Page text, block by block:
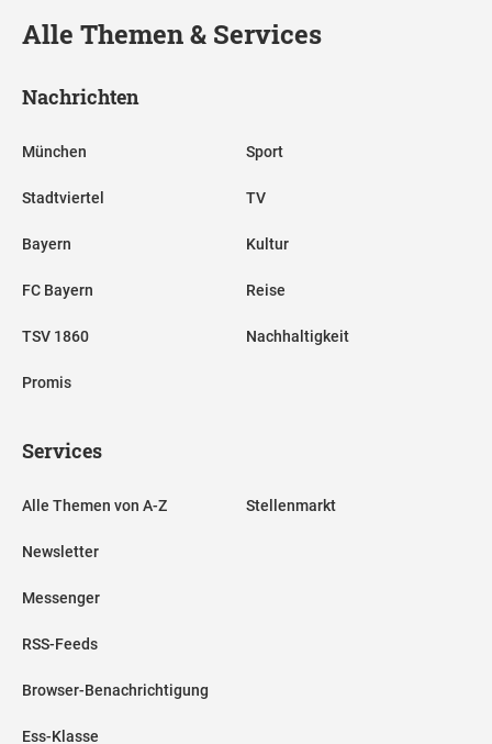
Alle Themen & Services
Nachrichten
München
Stadtviertel
Bayern
FC Bayern
TSV 1860
Promis
Sport
TV
Kultur
Reise
Nachhaltigkeit
Services
Alle Themen von A-Z
Newsletter
Messenger
RSS-Feeds
Browser-Benachrichtigung
Ess-Klasse
Stellenmarkt